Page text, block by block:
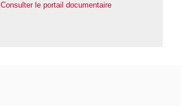
Consulter le portail documentaire